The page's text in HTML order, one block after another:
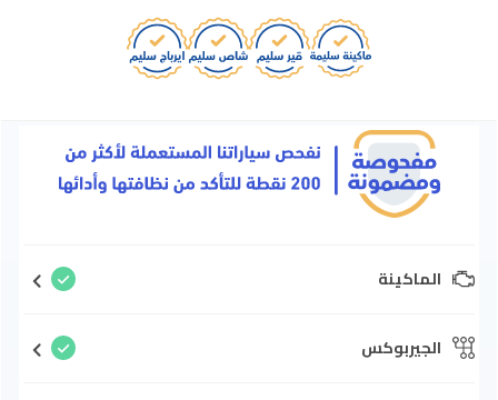
الماكينة
الجيربوكس